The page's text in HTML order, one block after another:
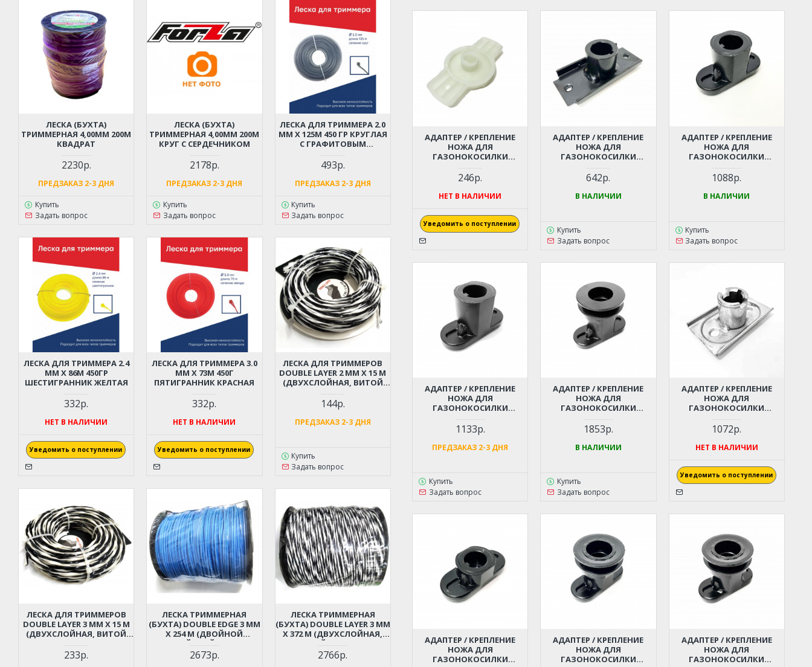
ЛЕСКА (БУХТА)
ТРИММЕРНАЯ 4,00ММ 200М
КВАДРАТ
2230р.
ПРЕДЗАКАЗ 2-3 ДНЯ
Купить
Задать вопрос
ЛЕСКА (БУХТА)
ТРИММЕРНАЯ 4,00ММ 200М
КРУГ С СЕРДЕЧНИКОМ
2178р.
ПРЕДЗАКАЗ 2-3 ДНЯ
Купить
Задать вопрос
ЛЕСКА ДЛЯ ТРИММЕРА 2.0
ММ Х 125М 450 ГР КРУГЛАЯ
С ГРАФИТОВЫМ
493р.
ПРЕДЗАКАЗ 2-3 ДНЯ
Купить
Задать вопрос
ЛЕСКА ДЛЯ ТРИММЕРА 2.4
ММ X 86М 450ГР
ШЕСТИГРАННИК ЖЕЛТАЯ
332р.
НЕТ В НАЛИЧИИ
Уведомить о поступлении
ЛЕСКА ДЛЯ ТРИММЕРА 3.0
ММ X 73М 450Г
ПЯТИГРАННИК КРАСНАЯ
332р.
НЕТ В НАЛИЧИИ
Уведомить о поступлении
ЛЕСКА ДЛЯ ТРИММЕРОВ
DOUBLE LAYER 2 ММ X 15 М
(ДВУХСЛОЙНАЯ, ВИТОЙ
144р.
ПРЕДЗАКАЗ 2-3 ДНЯ
Купить
Задать вопрос
ЛЕСКА ДЛЯ ТРИММЕРОВ
DOUBLE LAYER 3 ММ X 15 М
(ДВУХСЛОЙНАЯ, ВИТОЙ
233р.
ЛЕСКА ТРИММЕРНАЯ
(БУХТА) DOUBLE EDGE 3 ММ
X 254 М (ДВОЙНОЙ
РЕЖУЩИЙ КРАЙ, КВАДРАТ,
ДВУХКОМПОНЕНТНАЯ)
2673р.
ЛЕСКА ТРИММЕРНАЯ
(БУХТА) DOUBLE LAYER 3 ММ
X 372 М (ДВУХСЛОЙНАЯ,
ВИТОЙ КВАДРАТ)
2766р.
АДАПТЕР / КРЕПЛЕНИЕ
НОЖА ДЛЯ
ГАЗОНОКОСИЛКИ
246р.
НЕТ В НАЛИЧИИ
Уведомить о поступлении
АДАПТЕР / КРЕПЛЕНИЕ
НОЖА ДЛЯ
ГАЗОНОКОСИЛКИ
642р.
В НАЛИЧИИ
Купить
Задать вопрос
АДАПТЕР / КРЕПЛЕНИЕ
НОЖА ДЛЯ
ГАЗОНОКОСИЛКИ
1088р.
В НАЛИЧИИ
Купить
Задать вопрос
АДАПТЕР / КРЕПЛЕНИЕ
НОЖА ДЛЯ
ГАЗОНОКОСИЛКИ
LM46-60 (D-22ММ)
1133р.
ПРЕДЗАКАЗ 2-3 ДНЯ
Купить
Задать вопрос
АДАПТЕР / КРЕПЛЕНИЕ
НОЖА ДЛЯ
ГАЗОНОКОСИЛКИ
LM5131, DDE LM46-60D,
LM51-60DB (D-27X22ММ)
1853р.
В НАЛИЧИИ
Купить
Задать вопрос
АДАПТЕР / КРЕПЛЕНИЕ
НОЖА ДЛЯ
ГАЗОНОКОСИЛКИ
(LM5345BS ДО 2016Г)
1072р.
НЕТ В НАЛИЧИИ
Уведомить о поступлении
АДАПТЕР / КРЕПЛЕНИЕ
НОЖА ДЛЯ
ГАЗОНОКОСИЛКИ
АДАПТЕР / КРЕПЛЕНИЕ
НОЖА ДЛЯ
ГАЗОНОКОСИЛКИ
АДАПТЕР / КРЕПЛЕНИЕ
НОЖА ДЛЯ
ГАЗОНОКОСИЛКИ